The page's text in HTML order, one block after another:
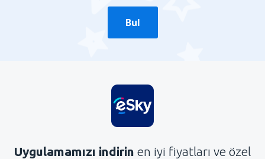
Bul
Uygulamamızı indirin en iyi fiyatları ve özel